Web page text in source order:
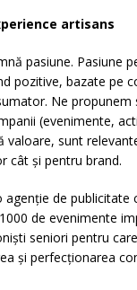
artisans
pasiune. Pasiune
pozitive, bazate pe
Ne propunem
(evenimente,
valoare, sunt
cât și pentru brand.
de publicitate
de evenimente
seniori pentru
și perfecționarea